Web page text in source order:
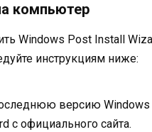
компьютер
Windows Post Install
инструкциям ниже:
версию
с официального сайта.